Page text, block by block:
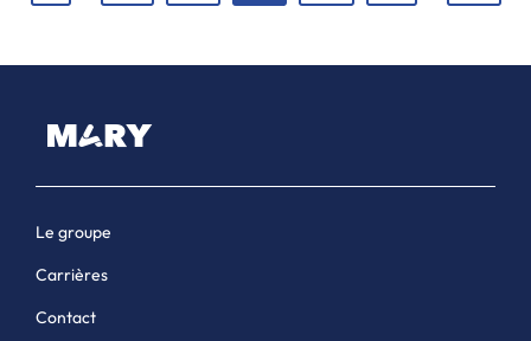
Le groupe
Carrières
Contact